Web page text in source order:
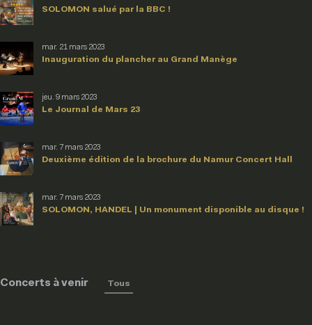
SOLOMON salué par la BBC !
Inauguration du plancher au Grand Manège
mar. 21 mars 2023
Le Journal de Mars 23
jeu. 9 mars 2023
Deuxième édition de la brochure du Namur Concert Hall
mar. 7 mars 2023
SOLOMON, HANDEL | Un monument disponible au disque !
mar. 7 mars 2023
Concerts à venir Tous